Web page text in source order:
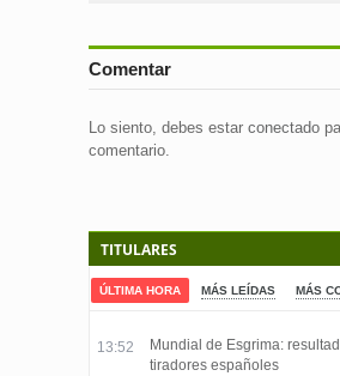
Comentar
Lo siento, debes estar conectado
comentario.
TITULARES
ÚLTIMA HORA MÁS LEÍDAS MÁS
13:52
Mundial de Esgrima:
tiradores españoles